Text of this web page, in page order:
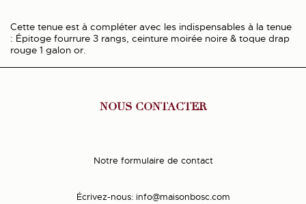
Cette tenue est à compléter avec les indispensables à la tenue
: Épitoge fourrure 3 rangs, ceinture moirée noire & toque drap
rouge 1 galon or.
NOUS CONTACTER
Notre formulaire de contact
Écrivez-nous: info@maisonbosc.com